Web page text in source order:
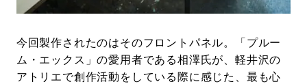
今回製作されたのはそのフロントパネル。「プルー
ム・エックス」の愛用者である相澤氏が、軽井沢の
アトリエで創作活動をしている際に感じた、最も心